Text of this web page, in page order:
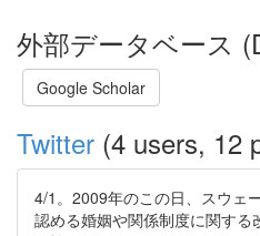
外部データベース
Google Scholar
Twitter (4 users, 12
4/1。2009年のこの日、スウェ
認める婚姻や関係制度に関す